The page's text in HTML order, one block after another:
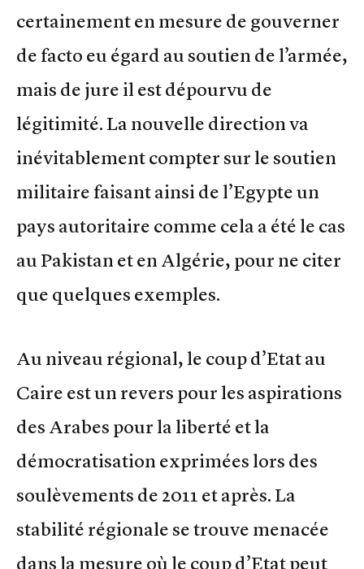
certainement en mesure de gouverner
de facto eu égard au soutien de l’armée,
mais de jure il est dépourvu de
légitimité. La nouvelle direction va
inévitablement compter sur le soutien
militaire faisant ainsi de l’Egypte un
pays autoritaire comme cela a été le cas
au Pakistan et en Algérie, pour ne citer
que quelques exemples.
Au niveau régional, le coup d’Etat au
Caire est un revers pour les aspirations
des Arabes pour la liberté et la
démocratisation exprimées lors des
soulèvements de 2011 et après. La
stabilité régionale se trouve menacée
dans la mesure où le coup d’Etat peut